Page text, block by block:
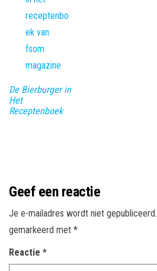
De Bierburger in
Het
Receptenboek
Geef een reactie
Je e-mailadres wordt niet gepubliceerd.
gemarkeerd met *
Reactie *